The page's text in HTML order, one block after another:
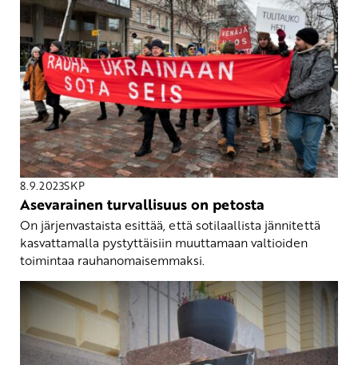
8.9.2023SKP
Asevarainen turvallisuus on petosta
On järjenvastaista esittää, että sotilaallista jännitettä
kasvattamalla pystyttäisiin muuttamaan valtioiden
toimintaa rauhanomaisemmaksi.